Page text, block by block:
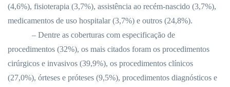
(4,6%), fisioterapia (3,7%), assistência ao recém-nascido (3,7%),
medicamentos de uso hospitalar (3,7%) e outros (24,8%).
– Dentre as coberturas com especificação de
procedimentos (32%), os mais citados foram os procedimentos
cirúrgicos e invasivos (39,9%), os procedimentos clínicos
(27,0%), órteses e próteses (9,5%), procedimentos diagnósticos e